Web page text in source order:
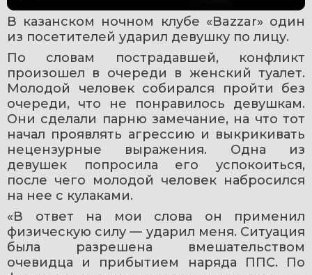
В казанском ночном клубе «Bazzar» один
из посетителей ударил девушку по лицу.
По словам пострадавшей, конфликт
произошел в очереди в женский туалет.
Молодой человек собирался пройти без
очереди, что не понравилось девушкам.
Они сделали парню замечание, на что тот
начал проявлять агрессию и выкрикивать
нецензурные выражения. Одна из
девушек попросила его успокоиться,
после чего молодой человек набросился
на нее с кулаками.
«В ответ на мои слова он применил
физическую силу — ударил меня. Ситуация
была разрешена вмешательством
очевидца и прибытием наряда ППС. По